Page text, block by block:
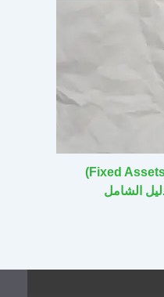
كيف تدير الأصول الثابتة (Fixed Assets)
الشامل